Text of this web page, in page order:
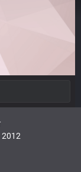
2012